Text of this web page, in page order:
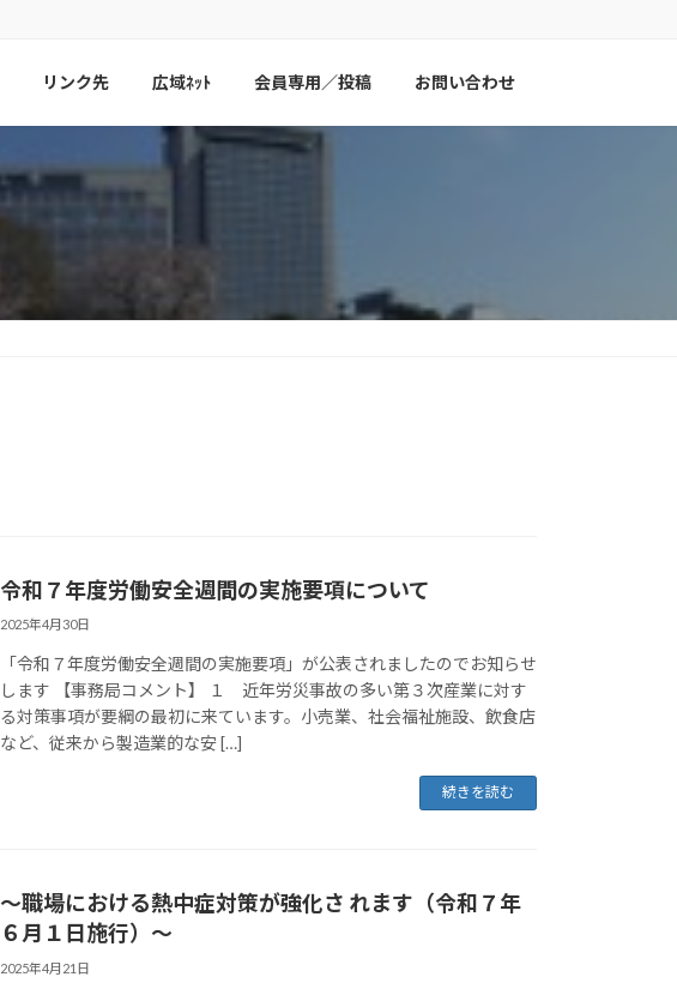
リンク先 広域ﾈｯﾄ 会員専用／投稿 お問い合わせ
令和７年度労働安全週間の実施要項について
2025年4月30日
「令和７年度労働安全週間の実施要項」が公表されましたのでお知らせ
します 【事務局コメント】 １ 近年労災事故の多い第３次産業に対す
る対策事項が要綱の最初に来ています。小売業、社会福祉施設、飲食店
など、従来から製造業的な安 […]
続きを読む
～職場における熱中症対策が強化さ れます（令和７年
６月１日施行）～
2025年4月21日